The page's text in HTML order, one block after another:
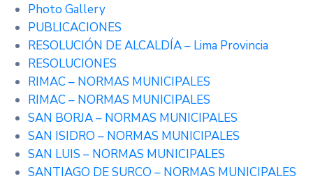
Photo Gallery
PUBLICACIONES
RESOLUCIÓN DE ALCALDÍA – Lima Provincia
RESOLUCIONES
RIMAC – NORMAS MUNICIPALES
RIMAC – NORMAS MUNICIPALES
SAN BORJA – NORMAS MUNICIPALES
SAN ISIDRO – NORMAS MUNICIPALES
SAN LUIS – NORMAS MUNICIPALES
SANTIAGO DE SURCO – NORMAS MUNICIPALES